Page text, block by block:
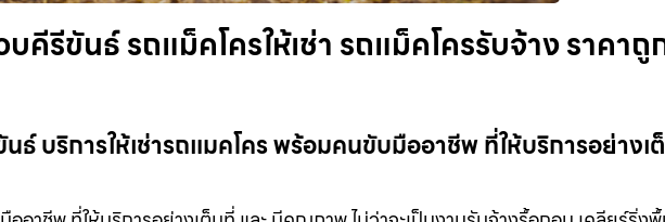
คีรีขันธ์ รถแม็คโครให้เช่า รถแม็คโครรับจ้าง ราคาถู
ธ์ บริการให้เช่ารถแมคโคร พร้อมคนขับมืออาชีพ ที่ให้บริการอย่างเ